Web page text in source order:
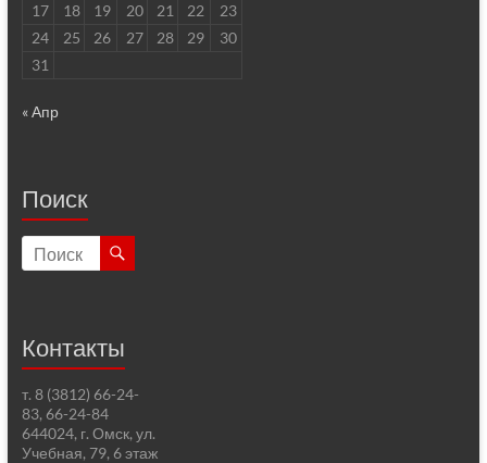
17
18 19 20 21 22
23
24
25 26 27 28 29
30
31
« Апр
Поиск
Контакты
т. 8 (3812) 66-24-
83, 66-24-84
644024, г. Омск, ул.
Учебная, 79, 6 этаж